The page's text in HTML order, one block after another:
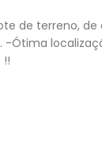
de terreno,
-Ótima
!!